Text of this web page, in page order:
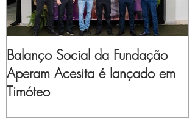
Balanço Social da Fundação
Aperam Acesita é lançado em
Timóteo